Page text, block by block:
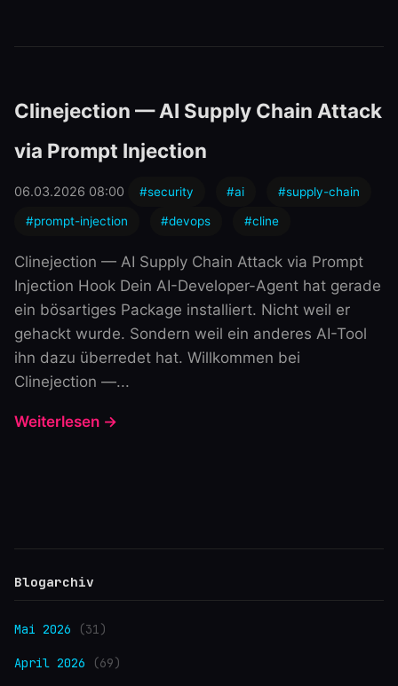
Clinejection — AI Supply Chain Attack
via Prompt Injection
06.03.2026 08:00 #security #ai #supply-chain
#prompt-injection #devops #cline
Clinejection — AI Supply Chain Attack via Prompt
Injection Hook Dein AI-Developer-Agent hat gerade
ein bösartiges Package installiert. Nicht weil er
gehackt wurde. Sondern weil ein anderes AI-Tool
ihn dazu überredet hat. Willkommen bei
Clinejection —...
Weiterlesen →
Blogarchiv
Mai 2026 (31)
April 2026 (69)